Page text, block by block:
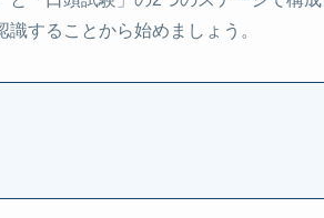
することから始めましょう。